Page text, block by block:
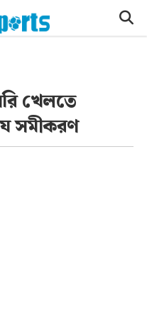
খেলতে
সমীকরণ